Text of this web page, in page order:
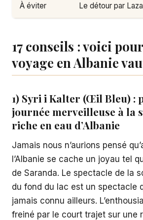
À éviter Le détour par
17 conseils : voici
voyage en Albanie
1) Syri i Kalter (Œil Bleu) :
journée merveilleuse à la
riche en eau d’Albanie
Jamais nous n’aurions pensé
l’Albanie se cache un joyau tel
de Saranda. Le spectacle de la
du fond du lac est un spectacle
jamais connu ailleurs.
freiné par le court trajet sur une